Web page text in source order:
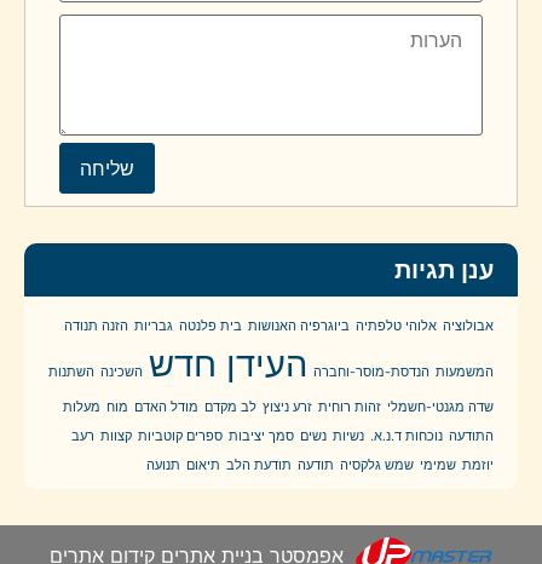
ענן תגיות
אבולוציה אלוהי טלפתיה ביוגרפיה האנושות בית פלנטה גבריות הזנה תנודה
המשמעות הנדסת-מוסר-וחברה העידן חדש השכינה השתנות
שדה מגנטי-חשמלי זהות רוחית זרע ניצוץ לב מקדם מודל האדם מוח מעלות
התודעה נוכחות ד.נ.א. נשיות נשים סמך יציבות ספרים קוטביות קצוות רעב
יוזמת שמימי שמש גלקסיה תודעה תודעת הלב תיאום תנועה
אפמסטר בניית אתרים קידום אתרים